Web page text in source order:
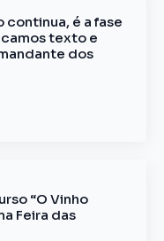
é a fase
texto e
dos
“O Vinho
Feira das